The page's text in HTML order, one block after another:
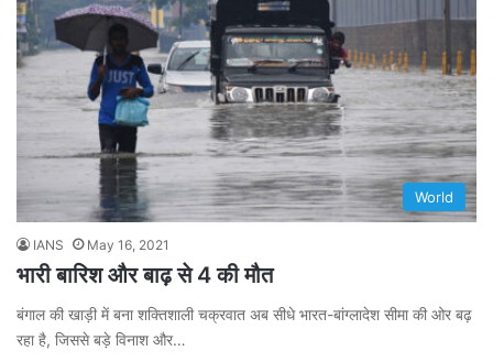
World
IANS May 16, 2021
भारी बारिश और बाढ़ से 4 की मौत
बंगाल की खाड़ी में बना शक्तिशाली चक्रवात अब सीधे भारत-बांग्लादेश सीमा की ओर बढ़
रहा है, जिससे बड़े विनाश और…